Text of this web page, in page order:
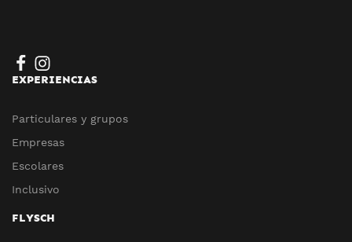
EXPERIENCIAS
Particulares y grupos
Empresas
Escolares
Inclusivo
FLYSCH